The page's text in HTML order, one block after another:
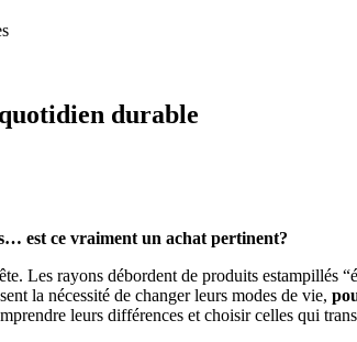
durable
est ce vraiment un achat pertinent?
Les rayons débordent de produits estampillés
la nécessité de changer leurs modes de vie,
leurs différences et choisir celles qui